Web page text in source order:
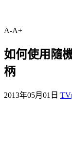
A-A+
如何使用隨
柄
2013年05月01日